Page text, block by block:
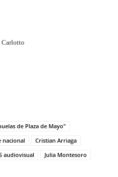
de Plaza de Mayo"
nacional
Cristian Arriaga
audiovisual Julia Montesoro